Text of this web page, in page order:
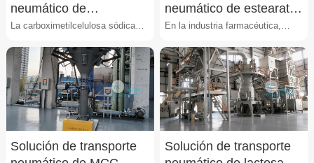
neumático de
carboximetilcelulosa
La carboximetilcelulosa sódica
higroscópico, con partículas···
neumático de estearato
de magnesio
En la industria farmacéutica,
estearato de magnesio es···
Solución de transporte
Solución de transporte